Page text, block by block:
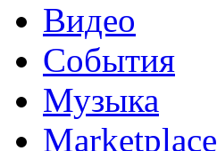
Видео
События
Музыка
Marketplace